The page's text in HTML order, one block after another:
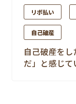
リボ払い
自己破産
自己破産を
だ」と感じ